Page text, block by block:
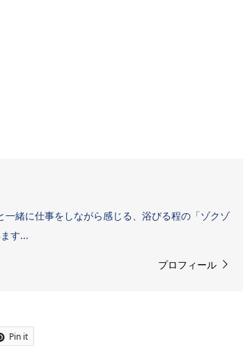
緒に仕事をしながら感じる、浴びる程の「ゾクゾ
す...
プロフィール
Pin it